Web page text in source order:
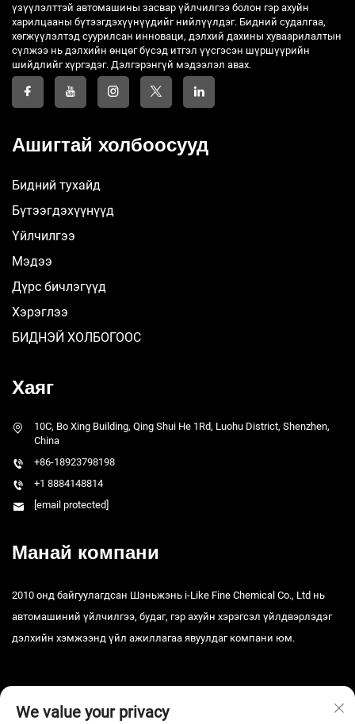
үзүүлэлттэй автомашины засвар үйлчилгээ болон гэр ахуйн
харилцааны бүтээгдэхүүнүүдийг нийлүүлдэг. Бидний судалгаа,
хөгжүүлэлтэд суурилсан инноваци, дэлхий дахины хуваарилалтын
сүлжээ нь дэлхийн өнцөг бүсэд итгэл үүсгэсэн шүршүүрийн
шийдлийг хүргэдэг. Дэлгэрэнгүй мэдээлэл авах.
Ашигтай холбоосууд
Бидний тухайд
Бүтээгдэхүүнүүд
Үйлчилгээ
Мэдээ
Дүрс бичлэгүүд
Хэрэглээ
БИДНЭЙ ХОЛБОГООС
Хаяг
10C, Bo Xing Building, Qing Shui He 1Rd, Luohu District, Shenzhen,
China
+86-18923798198
+1 8884148814
[email protected]
Манай компани
2010 онд байгуулагдсан Шэньжэнь i-Like Fine Chemical Co., Ltd нь
автомашиний үйлчилгээ, будаг, гэр ахуйн хэрэгсэл үйлдвэрлэдэг
дэлхийн хэмжээнд үйл ажиллагаа явуулдаг компани юм.
We value your privacy